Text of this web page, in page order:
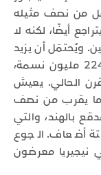
17 عامًا، أي أقل من نصف مثيله
أيضًا، لكنه لا
ويُحتمَل أن يزيد
عدد سكان نيجيريا، الذي يبلغ الآن زُهاء 224 مليون نسمة،
الحالي. يعيش
ما يقرب من نصف
بالهند، والتي
أضعاف. الجوع
نيجيريا معرضون